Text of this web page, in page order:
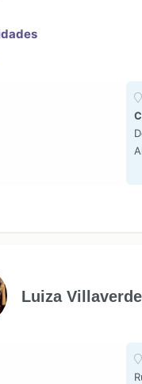
Luiza